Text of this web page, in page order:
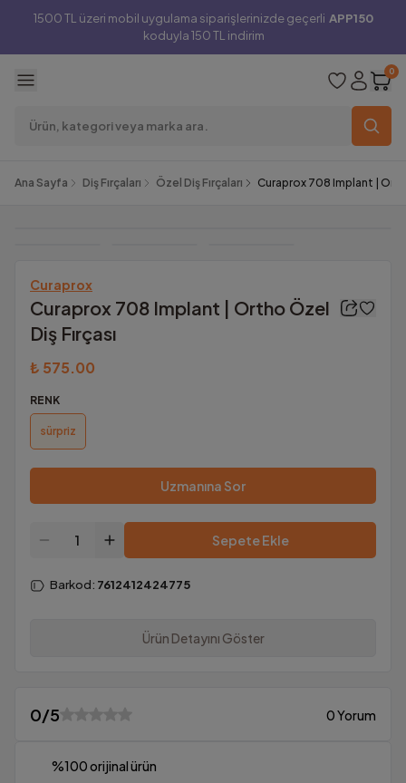
1500 TL üzeri mobil uygulama siparişlerinizde geçerli APP150
koduyla 150 TL indirim
0
Ana Sayfa Diş Fırçaları Özel Diş Fırçaları Curaprox 708 Implant |
Curaprox
Curaprox 708 Implant | Ortho Özel
Diş Fırçası
₺ 575.00
RENK
sürpriz
Uzmanına Sor
Sepete Ekle
Barkod: 7612412424775
Ürün Detayını Göster
0/5 0 Yorum
%100 orijinal ürün